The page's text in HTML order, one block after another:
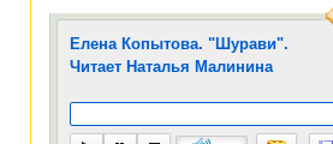
Елена Копытова. "Шурави".
Читает Наталья Малинина